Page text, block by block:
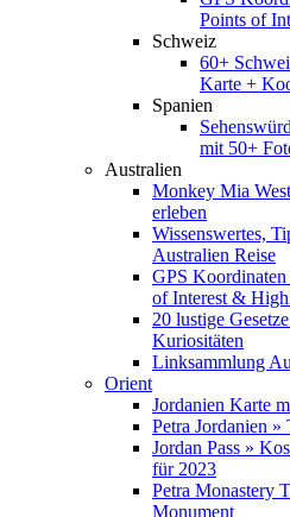
Points of
Schweiz
60+
Karte +
Spanien
mit 50+
Australien
Monkey Mia
erleben
Wissenswertes,
Australien Reise
GPS
of Interest &
20 lustige
Kuriositäten
Linksammlung
Orient
Jordanien Karte
Petra Jordanien
Jordan Pass »
für 2023
Petra Monastery
Monument